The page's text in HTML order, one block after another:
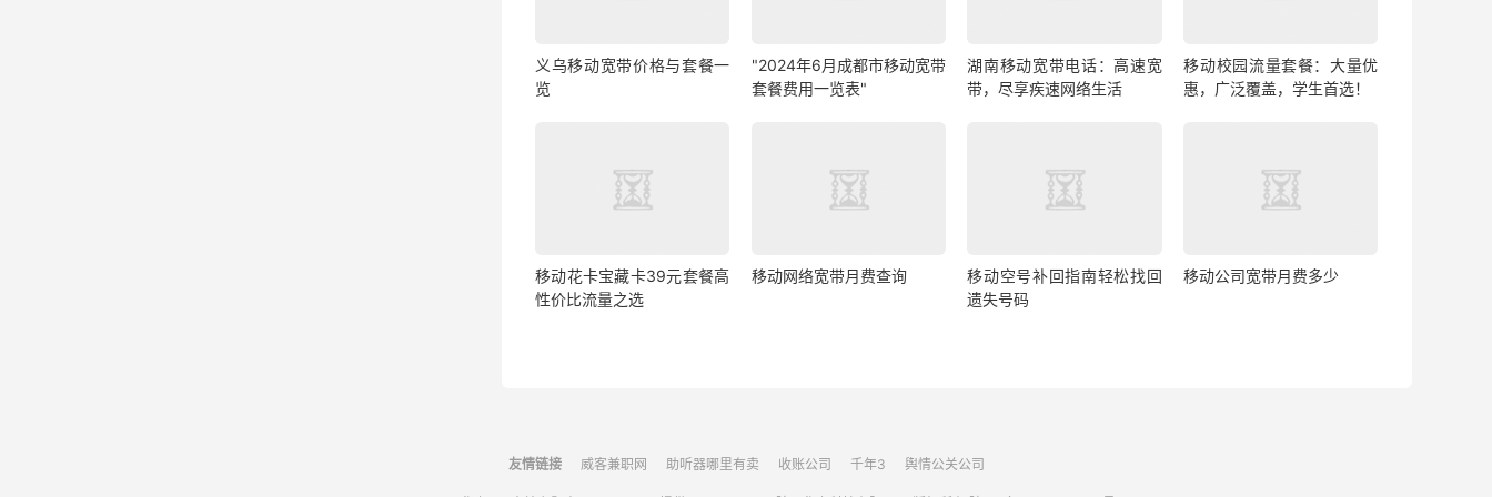
义乌移动宽带价格与套餐一
览
"2024年6月成都市移动宽带
套餐费用一览表"
湖南移动宽带电话：高速宽
带，尽享疾速网络生活
移动校园流量套餐：大量优
惠，广泛覆盖，学生首选！
移动花卡宝藏卡39元套餐高
性价比流量之选
移动网络宽带月费查询
移动空号补回指南轻松找回
遗失号码
移动公司宽带月费多少
友情链接 威客兼职网 助听器哪里有卖 收账公司 千年3 舆情公关公司